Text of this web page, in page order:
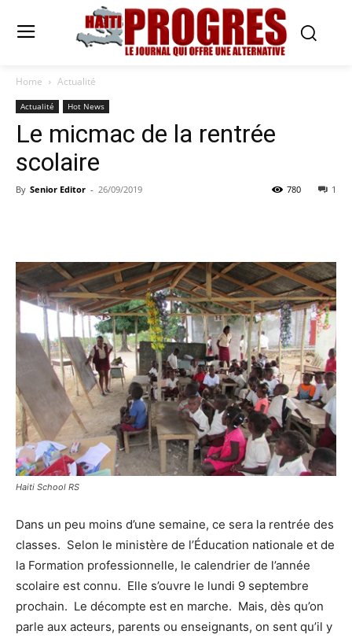
Home Actualité
Actualité Hot News
Le micmac de la rentrée
scolaire
By Senior Editor - 26/09/2019 1
780
Haiti School RS
Dans un peu moins d’une semaine, ce sera la rentrée des
classes. Selon le ministère de l’Éducation nationale et de
la Formation professionnelle, le calendrier de l’année
scolaire est connu. Elle s’ouvre le lundi 9 septembre
prochain. Le décompte est en marche. Mais, dès qu’on
parle aux acteurs, parents ou enseignants, on sent qu’il y